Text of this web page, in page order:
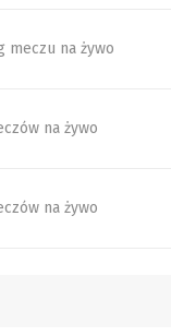
meczu na żywo
na żywo
na żywo